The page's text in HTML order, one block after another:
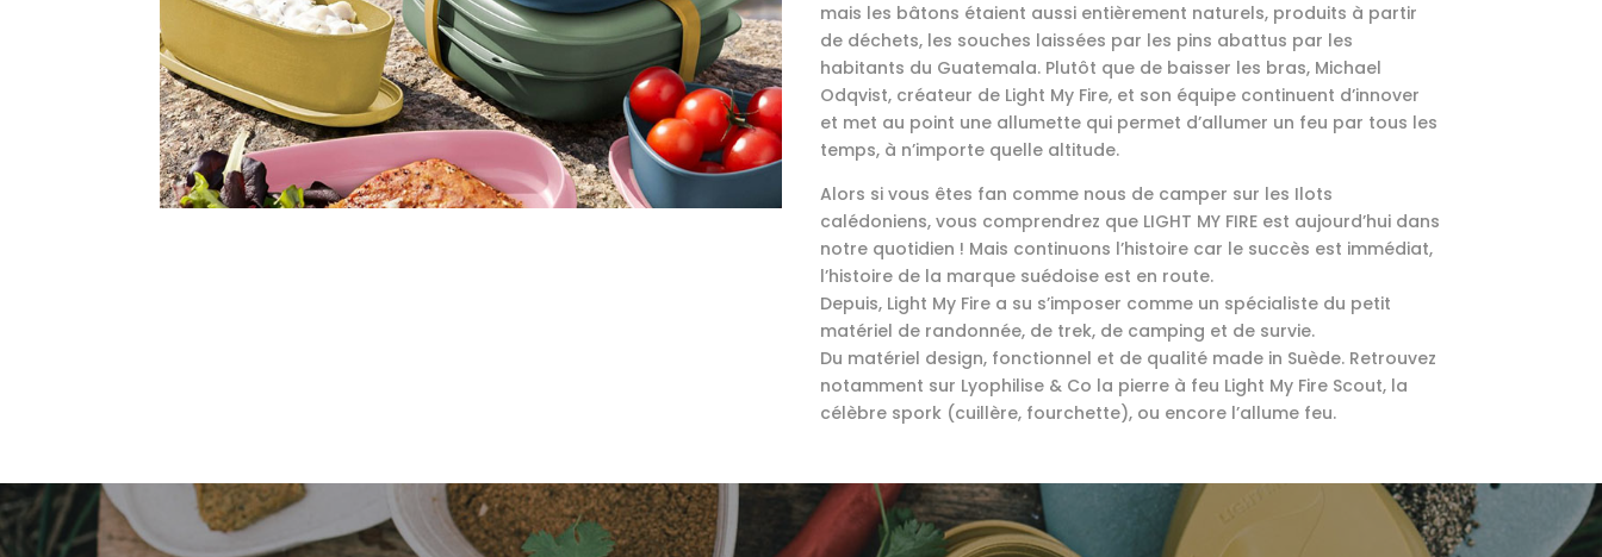
mais les bâtons étaient aussi entièrement naturels, produits à partir
de déchets, les souches laissées par les pins abattus par les
habitants du Guatemala. Plutôt que de baisser les bras, Michael
Odqvist, créateur de Light My Fire, et son équipe continuent d’innover
et met au point une allumette qui permet d’allumer un feu par tous les
temps, à n’importe quelle altitude.
Alors si vous êtes fan comme nous de camper sur les Ilots
calédoniens, vous comprendrez que LIGHT MY FIRE est aujourd’hui dans
notre quotidien ! Mais continuons l’histoire car le succès est immédiat,
l’histoire de la marque suédoise est en route.
Depuis, Light My Fire a su s’imposer comme un spécialiste du petit
matériel de randonnée, de trek, de camping et de survie.
Du matériel design, fonctionnel et de qualité made in Suède. Retrouvez
notamment sur Lyophilise & Co la pierre à feu Light My Fire Scout, la
célèbre spork (cuillère, fourchette), ou encore l’allume feu.